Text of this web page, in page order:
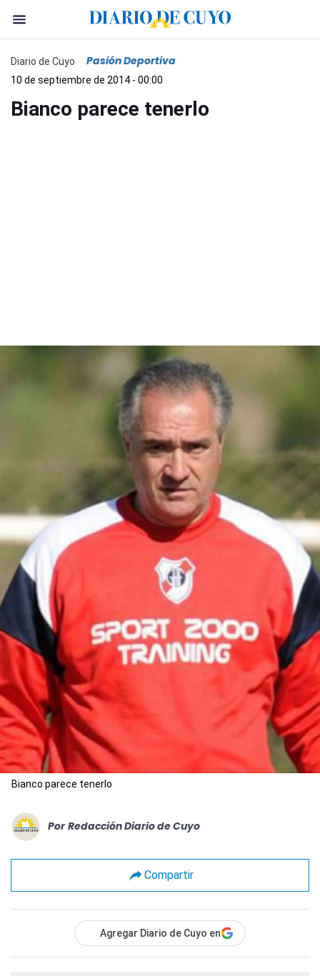
Diario de Cuyo Pasión Deportiva
10 de septiembre de 2014 - 00:00
Bianco parece tenerlo
Bianco parece tenerlo
Por Redacción Diario de Cuyo
Compartir
Agregar Diario de Cuyo en